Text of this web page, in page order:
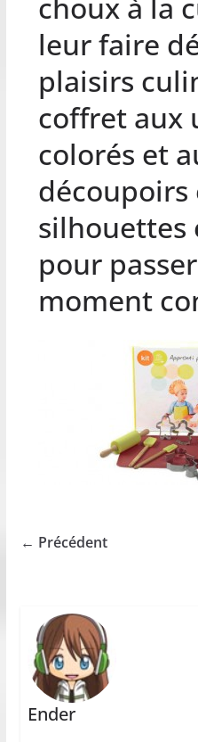
choux à la
leur faire
plaisirs
coffret aux
colorés et
découpoirs
silhouettes
pour
moment
← Précédent
Ender